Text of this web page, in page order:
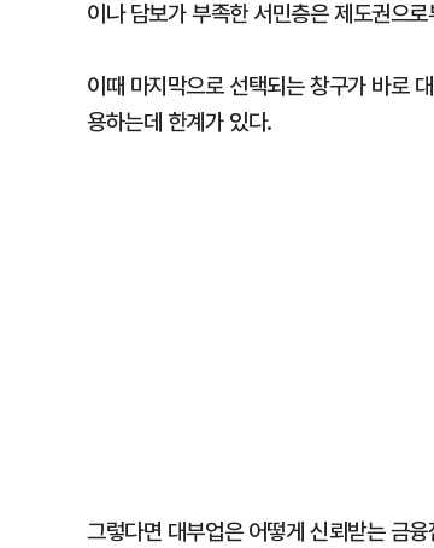
이나 담보가 부족한 서민층은 제도권으
이때 마지막으로 선택되는 창구가 바로
용하는데 한계가 있다.
그렇다면 대부업은 어떻게 신뢰받는 금